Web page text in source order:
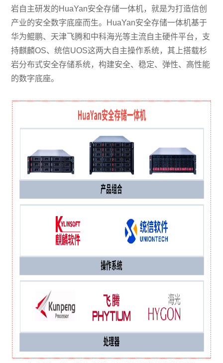
岩自主研发的HuaYan安全存储一体机，就是为打造信创
产业的安全数字底座而生。HuaYan安全存储一体机基于
华为鲲鹏、天津飞腾和中科海光等主流自主硬件平台，支
持麒麟OS、统信UOS这两大自主操作系统，其上搭载杉
岩分布式安全存储系统，构建安全、稳定、弹性、高性能
的数字底座。